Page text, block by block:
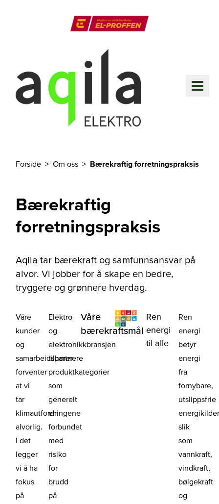
Forside Om oss Bærekraftig forretningspraksis
Bærekraftig
forretningspraksis
Aqila tar bærekraft og samfunnsansvar på
alvor. Vi jobber for å skape en bedre,
tryggere og grønnere hverdag.
Våre
kunder
og
samarbeidspartnere
forventer
at vi
tar
klimautfordringene
alvorlig.
I det
legger
vi å ha
fokus
på
Elektro-
og
elektronikkbransjen
tilhører
produktkategorier
som
generelt
er
forbundet
med
risiko
for
brudd
på
Våre
bærekraftsmål
Ren
energi
til alle
Ren
energi
betyr
energi
fra
fornybare,
utslippsfrie
slik
som
vannkraft,
vindkraft,
bølgekraft
og